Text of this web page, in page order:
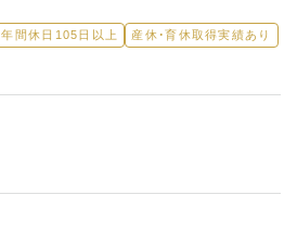
年間休日105日以上
産休・育休取得実績あり